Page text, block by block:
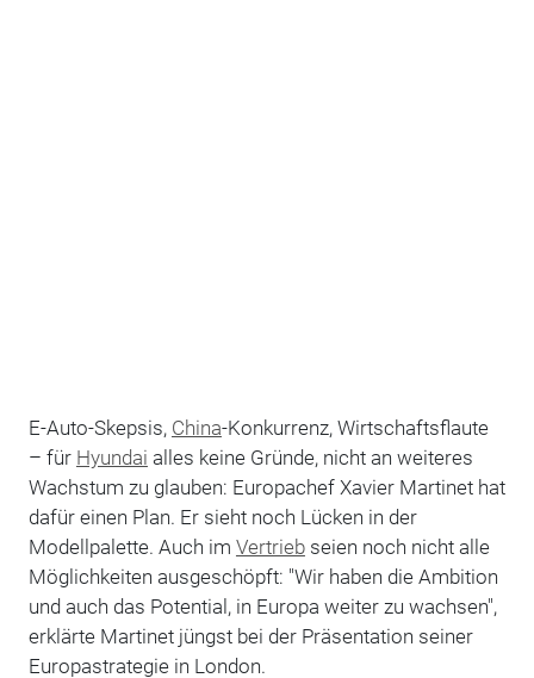
E-Auto-Skepsis, China-Konkurrenz, Wirtschaftsflaute
– für Hyundai alles keine Gründe, nicht an weiteres
Wachstum zu glauben: Europachef Xavier Martinet hat
dafür einen Plan. Er sieht noch Lücken in der
Modellpalette. Auch im Vertriebseien noch nicht alle
Möglichkeiten ausgeschöpft: "Wir haben die Ambition
und auch das Potential, in Europa weiter zu wachsen",
erklärte Martinet jüngst bei der Präsentation seiner
Europastrategie in London.